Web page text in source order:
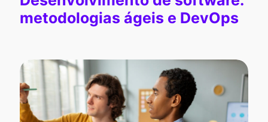
metodologias ágeis e DevOps